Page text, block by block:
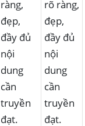
ràng,
đẹp,
đầy đủ
nội
dung
cần
truyền
đạt.
rõ ràng,
đẹp,
đầy đủ
nội
dung
cần
truyền
đạt.